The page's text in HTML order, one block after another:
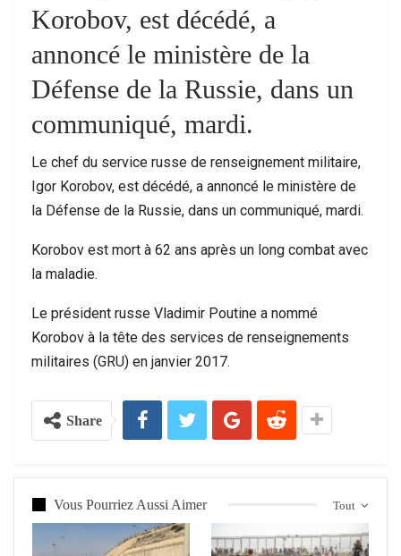
Korobov, est décédé, a
annoncé le ministère de la
Défense de la Russie, dans un
communiqué, mardi.
Le chef du service russe de renseignement militaire,
Igor Korobov, est décédé, a annoncé le ministère de
la Défense de la Russie, dans un communiqué, mardi.
Korobov est mort à 62 ans après un long combat avec
la maladie.
Le président russe Vladimir Poutine a nommé
Korobov à la tête des services de renseignements
militaires (GRU) en janvier 2017.
Share
Tout
Vous Pourriez Aussi Aimer